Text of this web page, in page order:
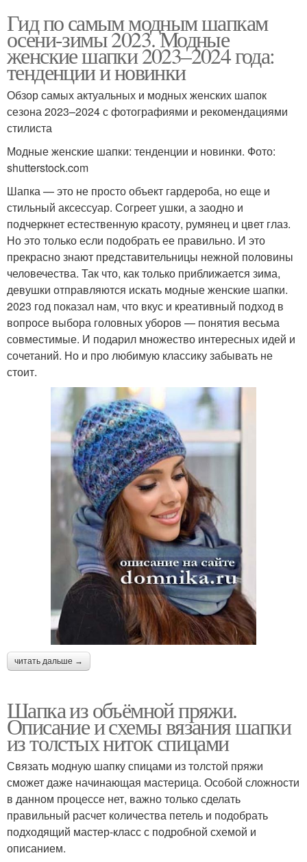
Гид по самым модным шапкам
осени-зимы 2023. Модные
женские шапки 2023–2024 года:
тенденции и новинки
Обзор самых актуальных и модных женских шапок
сезона 2023–2024 с фотографиями и рекомендациями
стилиста
Модные женские шапки: тенденции и новинки. Фото:
shutterstock.com
Шапка — это не просто объект гардероба, но еще и
стильный аксессуар. Согреет ушки, а заодно и
подчеркнет естественную красоту, румянец и цвет глаз.
Но это только если подобрать ее правильно. И это
прекрасно знают представительницы нежной половины
человечества. Так что, как только приближается зима,
девушки отправляются искать модные женские шапки.
2023 год показал нам, что вкус и креативный подход в
вопросе выбора головных уборов — понятия весьма
совместимые. И подарил множество интересных идей и
сочетаний. Но и про любимую классику забывать не
стоит.
читать дальше →
Шапка из объёмной пряжи.
Описание и схемы вязания шапки
из толстых ниток спицами
Связать модную шапку спицами из толстой пряжи
сможет даже начинающая мастерица. Особой сложности
в данном процессе нет, важно только сделать
правильный расчет количества петель и подобрать
подходящий мастер-класс с подробной схемой и
описанием.